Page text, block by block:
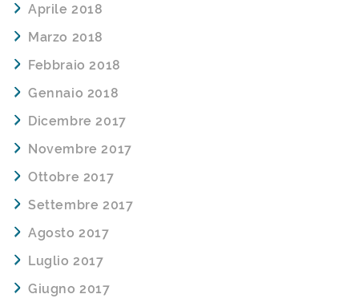
Aprile 2018
Marzo 2018
Febbraio 2018
Gennaio 2018
Dicembre 2017
Novembre 2017
Ottobre 2017
Settembre 2017
Agosto 2017
Luglio 2017
Giugno 2017